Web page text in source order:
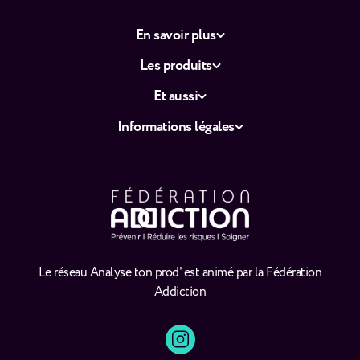
Le réseau Analyse ton prod' est animé par la Fédération
Addiction
En savoir plus
Les produits
Et aussi
Informations légales